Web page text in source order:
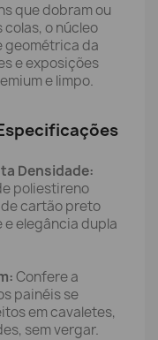
que dobram ou
o núcleo
geométrica da
e exposições
e limpo.
Densidade:
poliestireno
cartão preto
elegância dupla
Confere a
painéis se
em cavaletes,
sem vergar.